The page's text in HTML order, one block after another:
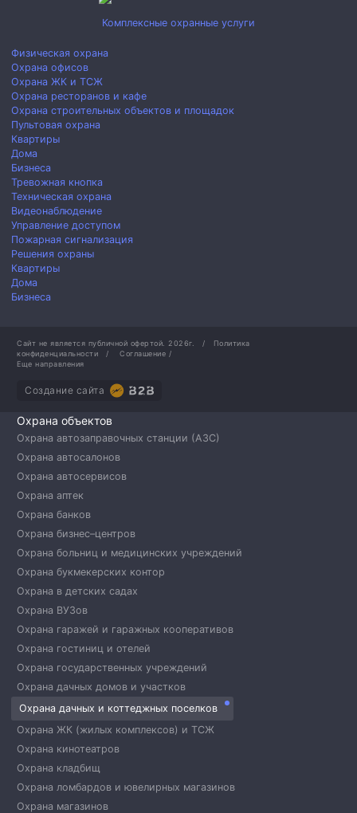
Комплексные охранные услуги
Физическая охрана
Охрана офисов
Охрана ЖК и ТСЖ
Охрана ресторанов и кафе
Охрана строительных объектов и площадок
Пультовая охрана
Квартиры
Дома
Бизнеса
Тревожная кнопка
Техническая охрана
Видеонаблюдение
Управление доступом
Пожарная сигнализация
Решения охраны
Квартиры
Дома
Бизнеса
Сайт не является публичной офертой. 2026г. /
Политика
конфиденциальности
/ Соглашение /
Еще направления
Создание сайта
Охрана объектов
Охрана автозаправочных станции (АЗС)
Охрана автосалонов
Охрана автосервисов
Охрана аптек
Охрана банков
Охрана бизнес–центров
Охрана больниц и медицинских учреждений
Охрана букмекерских контор
Охрана в детских садах
Охрана ВУЗов
Охрана гаражей и гаражных кооперативов
Охрана гостиниц и отелей
Охрана государственных учреждений
Охрана дачных домов и участков
Охрана дачных и коттеджных поселков
Охрана ЖК (жилых комплексов) и ТСЖ
Охрана кинотеатров
Охрана кладбищ
Охрана ломбардов и ювелирных магазинов
Охрана магазинов